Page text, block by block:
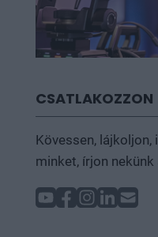
CSATLAKOZZON
Kövessen,
minket, írjon